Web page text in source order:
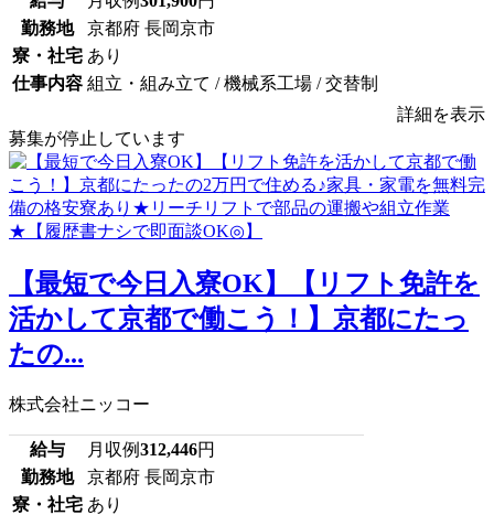
勤務地
京都府 長岡京市
寮・社宅 あり
仕事内容 組立・組み立て / 機械系工場 / 交替制
詳細を表示
募集が停止しています
【最短で今日入寮OK】【リフト免許を
活かして京都で働こう！】京都にたっ
たの...
株式会社ニッコー
給与 月収例312,446円
勤務地
京都府 長岡京市
寮・社宅 あり